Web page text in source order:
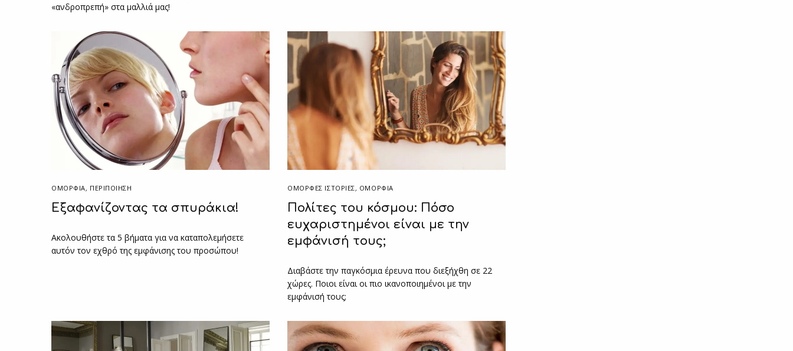
«ανδροπρεπή» στα μαλλιά μας!
ΟΜΟΡΦΙΑ, ΠΕΡΙΠΟΊΗΣΗ
Εξαφανίζοντας τα σπυράκια!
Ακολουθήστε τα 5 βήματα για να καταπολεμήσετε
αυτόν τον εχθρό της εμφάνισης του προσώπου!
ΌΜΟΡΦΕΣ ΙΣΤΟΡΊΕΣ, ΟΜΟΡΦΙΑ
Πολίτες του κόσμου: Πόσο
ευχαριστημένοι είναι με την
εμφάνισή τους;
Διαβάστε την παγκόσμια έρευνα που διεξήχθη σε 22
χώρες. Ποιοι είναι οι πιο ικανοποιημένοι με την
εμφάνισή τους;